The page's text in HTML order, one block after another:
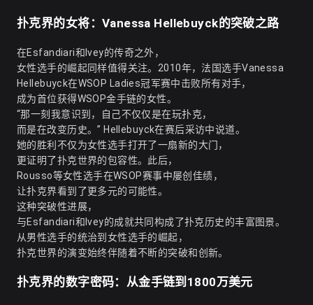
扑克界的女将：Vanessa Hellebuyck的突破之路
在Esfandiari和Ivey的传奇之外，
女性选手的崛起同样值得关注。2010年，法国选手Vanessa
Hellebuyck在WSOP Ladies冠军赛中击败所有对手，
成为首位获得WSOP金手链的女性。
“那一刻我意识到，自己不仅仅是在玩扑克，
而是在改变历史。” Hellebuyck在赛后采访中说道。
她的胜利不仅为女性选手打开了一扇新的大门，
更证明了扑克世界的包容性。此后，
Rousso等女性选手在WSOP赛事中屡创佳绩，
让扑克界看到了更多元的可能性。
这种突破性进展，
与Esfandiari和Ivey的成就共同构成了扑克历史的丰富图景。
从男性选手的统治到女性选手的崛起，
扑克世界的演变始终伴随着不断的突破和创新。
扑克界的数字密码：从金手链到1800万美元